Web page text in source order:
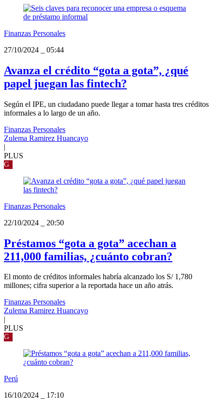
Finanzas Personales
27/10/2024
05:44
Avanza el crédito “gota a gota”, ¿qué
papel juegan las fintech?
Según el IPE, un ciudadano puede llegar a tomar hasta tres créditos
informales a lo largo de un año.
Finanzas Personales
Zulema Ramirez Huancayo
|
PLUS
G
Finanzas Personales
22/10/2024
20:50
Préstamos “gota a gota” acechan a
211,000 familias, ¿cuánto cobran?
El monto de créditos informales habría alcanzado los S/ 1,780
millones; cifra superior a la reportada hace un año atrás.
Finanzas Personales
Zulema Ramirez Huancayo
|
PLUS
G
Perú
16/10/2024
17:10